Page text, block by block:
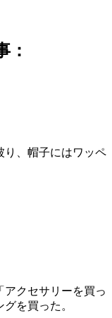
：
り、帽子にはワッペ
アクセサリーを買っ
を買った。